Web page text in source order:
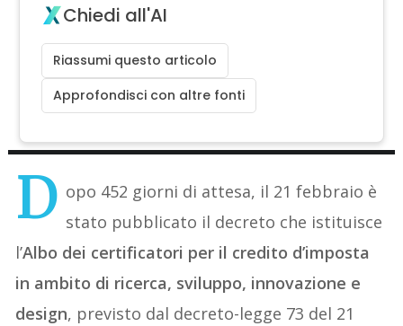
Chiedi all'AI
Riassumi questo articolo
Approfondisci con altre fonti
D opo 452 giorni di attesa, il 21 febbraio è
stato pubblicato il decreto che istituisce
l’Albo dei certificatori per il credito d’imposta
in ambito di ricerca, sviluppo, innovazione e
design, previsto dal decreto-legge 73 del 21